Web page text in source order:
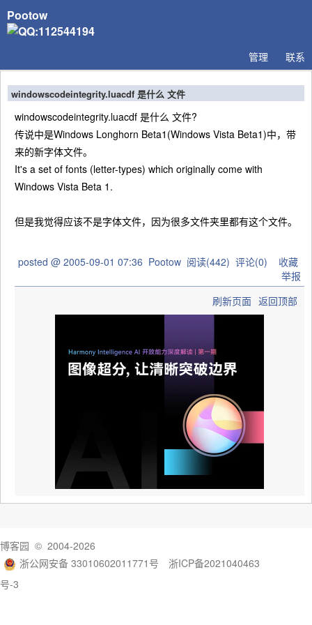
Pootow
联系
管理
windowscodeintegrity.luacdf 是什么 文件
windowscodeintegrity.luacdf 是什么 文件?
传说中是Windows Longhorn Beta1(Windows Vista Beta1)中，带
来的新字体文件。
It's a set of fonts (letter-types) which originally come with
Windows Vista Beta 1.
但是我觉得应该不是字体文件，因为很多文件夹里都有这个文件。
posted @ 2005-09-01 07:36 Pootow 阅读(442) 评论(0) 收藏
举报
刷新页面 返回顶部
博客园 © 2004-2026
浙公网安备 33010602011771号
浙ICP备2021040463
号-3